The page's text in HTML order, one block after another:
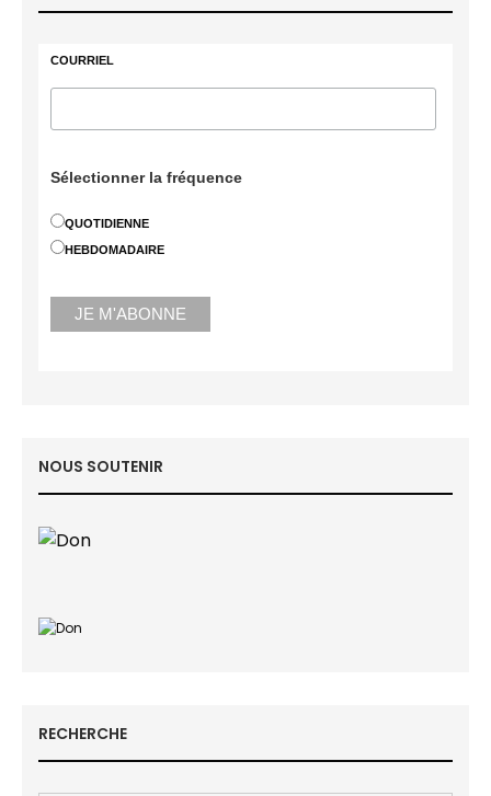
COURRIEL
Sélectionner la fréquence
QUOTIDIENNE
HEBDOMADAIRE
NOUS SOUTENIR
RECHERCHE